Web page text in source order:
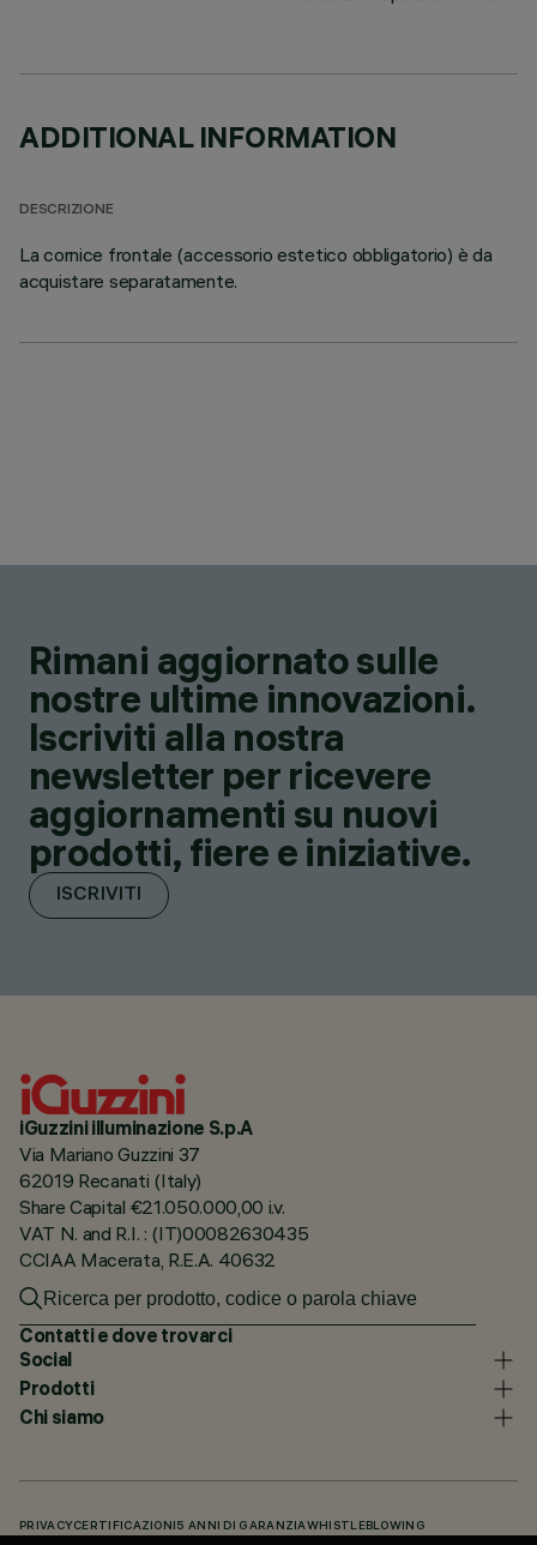
ADDITIONAL INFORMATION
DESCRIZIONE
La cornice frontale (accessorio estetico obbligatorio) è da
acquistare separatamente.
Rimani aggiornato sulle
nostre ultime innovazioni.
Iscriviti alla nostra
newsletter per ricevere
aggiornamenti su nuovi
prodotti, fiere e iniziative.
ISCRIVITI
iGuzzini illuminazione S.p.A
Via Mariano Guzzini 37
62019 Recanati (Italy)
Share Capital €21.050.000,00 i.v.
VAT N. and R.I. : (IT)00082630435
CCIAA Macerata, R.E.A. 40632
Contatti e dove trovarci
Social
Prodotti
Chi siamo
PRIVACY CERTIFICAZIONI 5 ANNI DI GARANZIAWHISTLEBLOWING